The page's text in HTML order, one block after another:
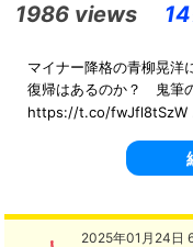
1986 views 14
マイナー降格の青柳晃
復帰はあるのか？ 鬼筆
https://t.co/fwJfl8tSzW
2025年01月24日